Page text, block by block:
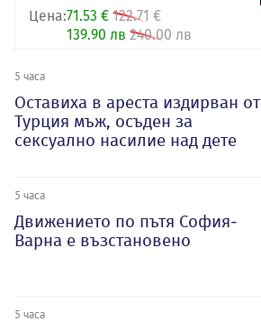
Цена:71.53 € 122.71 €
139.90 лв 240.00 лв
5 часа
Оставиха в ареста издирван от
Турция мъж, осъден за
сексуално насилие над дете
5 часа
Движението по пътя София-
Варна е възстановено
5 часа